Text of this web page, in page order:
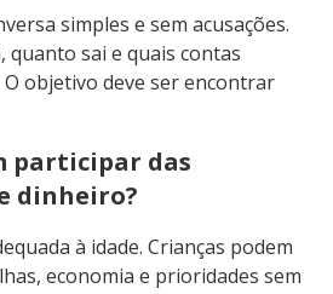
simples e sem acusações.
sai e quais contas
O objetivo deve ser encontrar
participar das
dinheiro?
à idade. Crianças podem
economia e prioridades sem